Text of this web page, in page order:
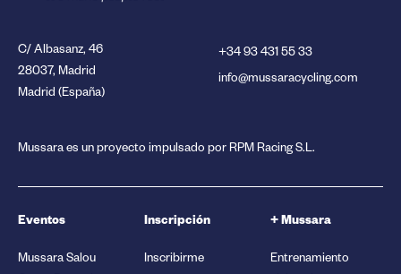
C/ Albasanz, 46
28037, Madrid
Madrid (España)
+34 93 431 55 33
info@mussaracycling.com
Mussara es un proyecto impulsado por RPM Racing S.L.
Eventos
Mussara Salou
Inscripción
Inscribirme
+ Mussara
Entrenamiento